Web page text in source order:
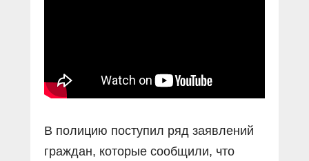
Вакансии
В полицию поступил ряд заявлений
граждан, которые сообщили, что